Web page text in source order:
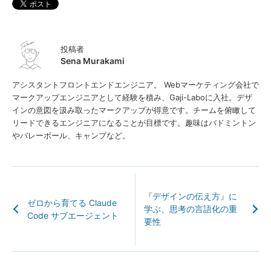
投稿者
Sena Murakami
アシスタントフロントエンドエンジニア。 Webマーケティング会社で
マークアップエンジニアとして経験を積み、Gaji-Laboに入社。デザ
インの意図を汲み取ったマークアップが得意です。チームを俯瞰して
リードできるエンジニアになることが目標です。趣味はバドミントン
やバレーボール、キャンプなど。
ゼロから育てる Claude
Code サブエージェント
『デザインの伝え方』に
学ぶ、思考の言語化の重
要性